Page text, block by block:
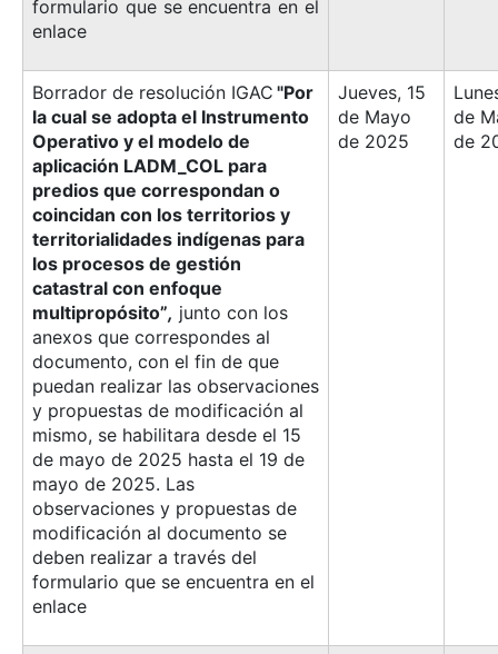
formulario que se encuentra en el
enlace
Borrador de resolución IGAC "Por
la cual se adopta el Instrumento
Operativo y el modelo de
aplicación LADM_COL para
predios que correspondan o
coincidan con los territorios y
territorialidades indígenas para
los procesos de gestión
catastral con enfoque
multipropósito”, junto con los
anexos que correspondes al
documento, con el fin de que
puedan realizar las observaciones
y propuestas de modificación al
mismo, se habilitara desde el 15
de mayo de 2025 hasta el 19 de
mayo de 2025. Las
observaciones y propuestas de
modificación al documento se
deben realizar a través del
formulario que se encuentra en el
enlace
Jueves, 15
de Mayo
de 2025
de
de